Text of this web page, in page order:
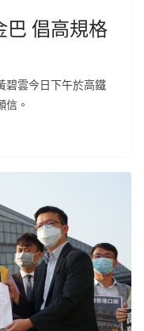
巴 倡高規格
碧雲今日下午於高鐵
信。